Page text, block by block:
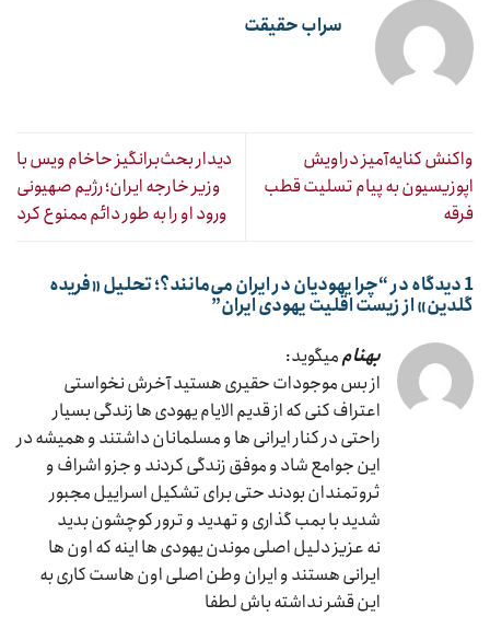
سراب حقیقت
واکنش کنایه‌آمیز دراویش
اپوزیسیون به پیام تسلیت قطب
فرقه
دیدار بحث‌برانگیز حاخام ویس با
وزیر خارجه ایران؛ رژیم صهیونی
ورود او را به طور دائم ممنوع کرد
1 دیدگاه در “ چرا یهودیان در ایران می‌مانند؟؛ تحلیل «فریده
گلدین» از زیست اقلیت یهودی ایران”
بهناممیگوید:
از بس موجودات حقیری هستید آخرش نخواستی
اعتراف کنی که از قدیم الایام یهودی ها زندگی بسیار
راحتی در کنار ایرانی ها و مسلمانان داشتند و همیشه در
این جوامع شاد و موفق زندگی کردند و جزو اشراف و
ثروتمندان بودند حتی برای تشکیل اسراییل مجبور
شدید با بمب گذاری و تهدید و ترور کوچشون بدید
نه عزیز دلیل اصلی موندن یهودی ها اینه که اون ها
ایرانی هستند و ایران وطن اصلی اون هاست کاری به
این قشر نداشته باش لطفا